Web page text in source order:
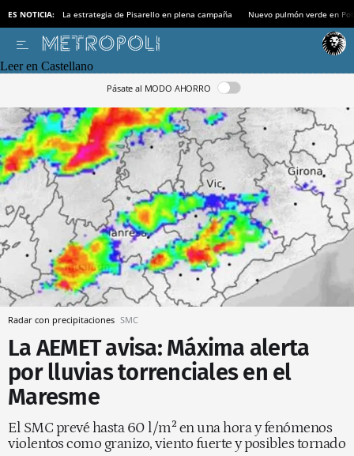
ES NOTICIA: La estrategia de Pisarello en plena campaña Nuevo pulmón verde en
Leer en Castellano
Pásate al MODO AHORRO
Radar con precipitaciones SMC
La AEMET avisa: Máxima alerta
por lluvias torrenciales en el
Maresme
El SMC prevé hasta 60 l/m² en una hora y fenómenos
violentos como granizo, viento fuerte y posibles tornado